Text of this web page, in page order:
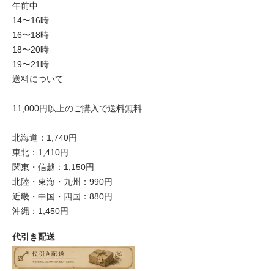
午前中
14〜16時
16〜18時
18〜20時
19〜21時
送料について
11,000円以上のご購入で送料無料
北海道：1,740円
東北：1,410円
関東・信越：1,150円
北陸・東海・九州：990円
近畿・中国・四国：880円
沖縄：1,450円
代引き配送